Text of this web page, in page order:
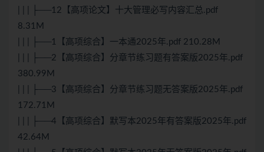
| | | ├──12【高项论文】十大管理必写内容汇总.pdf
8.31M
| | | ├──1【高项综合】一本通2025年.pdf 210.28M
| | | ├──2【高项综合】分章节练习题有答案版2025年.pdf
380.99M
| | | ├──3【高项综合】分章节练习题无答案版2025年.pdf
172.71M
| | | ├──4【高项综合】默写本2025年有答案版2025年.pdf
42.64M